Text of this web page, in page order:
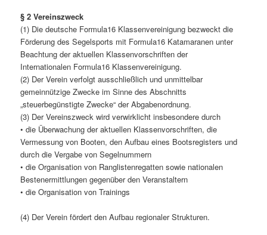
§ 2 Vereinszweck
(1) Die deutsche Formula16 Klassenvereinigung bezweckt die
Förderung des Segelsports mit Formula16 Katamaranen unter
Beachtung der aktuellen Klassenvorschriften der
Internationalen Formula16 Klassenvereinigung.
(2) Der Verein verfolgt ausschließlich und unmittelbar
gemeinnützige Zwecke im Sinne des Abschnitts
„steuerbegünstigte Zwecke“ der Abgabenordnung.
(3) Der Vereinszweck wird verwirklicht insbesondere durch
• die Überwachung der aktuellen Klassenvorschriften, die
Vermessung von Booten, den Aufbau eines Bootsregisters und
durch die Vergabe von Segelnummern
• die Organisation von Ranglistenregatten sowie nationalen
Bestenermittlungen gegenüber den Veranstaltern
• die Organisation von Trainings
(4) Der Verein fördert den Aufbau regionaler Strukturen.